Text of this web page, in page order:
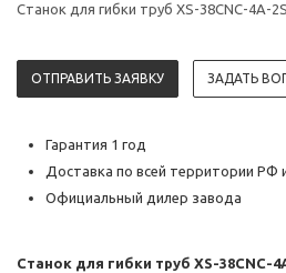
Станок для гибки труб XS-38CNC-4A-2S
ОТПРАВИТЬ ЗАЯВКУ ЗАДАТЬ
Гарантия 1 год
Доставка по всей территории РФ
Официальный дилер завода
Станок для гибки труб XS-38CNC-